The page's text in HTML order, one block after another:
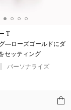
T
—ローズゴールドにダ
セッティング
パーソナライズ